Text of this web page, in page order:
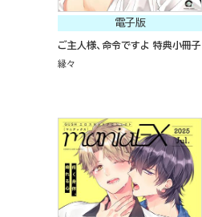
電子版
ご主人様、命令ですよ 特典小冊子
縁々